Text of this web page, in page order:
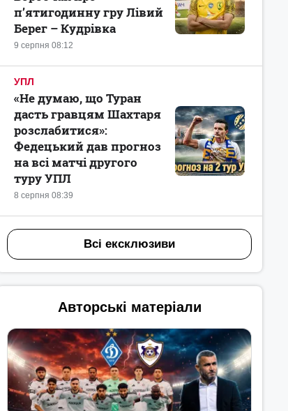
9 серпня 08:12
п’ятигодинну гру Лівий
Берег – Кудрівка
УПЛ
8 серпня 08:39
«Не думаю, що Туран
дасть гравцям Шахтаря
розслабитися»:
Федецький дав прогноз
на всі матчі другого
туру УПЛ
Всі ексклюзиви
Авторські матеріали